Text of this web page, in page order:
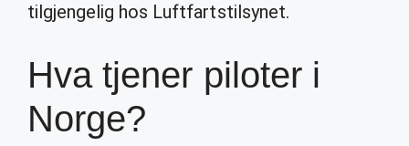
tilgjengelig hos Luftfartstilsynet.
Hva tjener piloter i
Norge?